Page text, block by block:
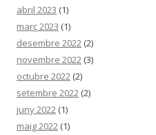
abril 2023 (1)
març 2023 (1)
desembre 2022 (2)
novembre 2022 (3)
octubre 2022 (2)
setembre 2022 (2)
juny 2022 (1)
maig 2022 (1)